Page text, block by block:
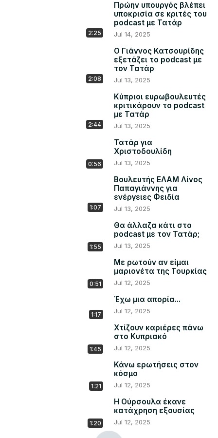
2:25
Πρώην υπουργός βλέπει
υποκρισία σε κριτές του
podcast με Τατάρ
Jul 14, 2025
2:08
Ο Γιάννος Κατσουρίδης
εξετάζει το podcast με
τον Τατάρ
Jul 13, 2025
2:44
Κύπριοι ευρωβουλευτές
κριτικάρουν το podcast
με Τατάρ
Jul 13, 2025
0:56
Τατάρ για
Χριστοδουλίδη
Jul 13, 2025
1:07
Βουλευτής ΕΛΑΜ Λίνος
Παπαγιάννης για
ενέργειες Φειδία
Jul 13, 2025
1:55
Θα άλλαζα κάτι στο
podcast με τον Τατάρ;
Jul 13, 2025
0:51
Με ρωτούν αν είμαι
μαριονέτα της Τουρκίας
Jul 12, 2025
1:17
Έχω μια απορία...
Jul 12, 2025
1:45
Χτίζουν καριέρες πάνω
στο Κυπριακό
Jul 12, 2025
1:21
Κάνω ερωτήσεις στον
κόσμο
Jul 12, 2025
1:20
Η Ούρσουλα έκανε
κατάχρηση εξουσίας
Jul 12, 2025